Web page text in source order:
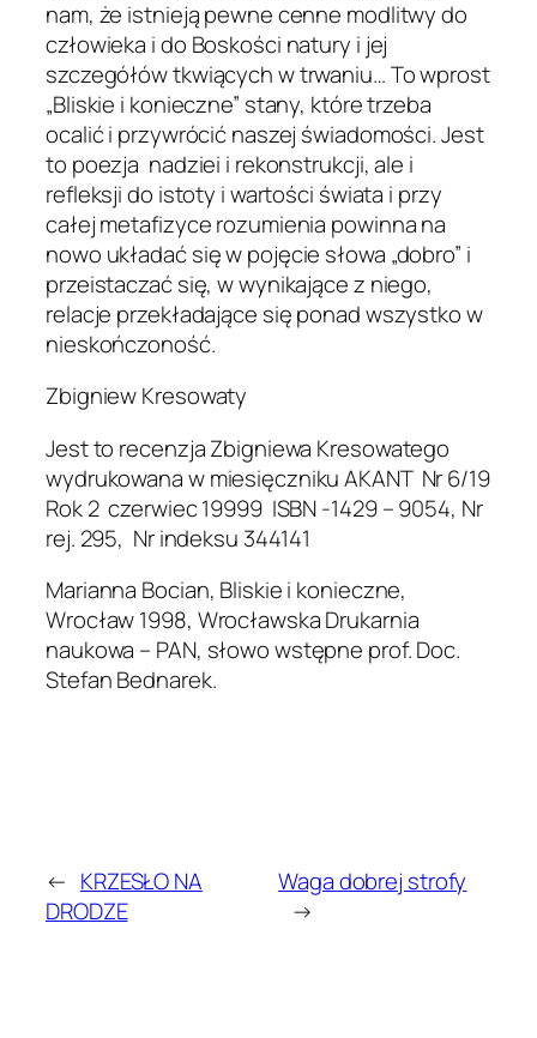
nam, że istnieją pewne cenne modlitwy do
człowieka i do Boskości natury i jej
szczegółów tkwiących w trwaniu… To wprost
„Bliskie i konieczne” stany, które trzeba
ocalić i przywrócić naszej świadomości. Jest
to poezja nadziei i rekonstrukcji, ale i
refleksji do istoty i wartości świata i przy
całej metafizyce rozumienia powinna na
nowo układać się w pojęcie słowa „dobro” i
przeistaczać się, w wynikające z niego,
relacje przekładające się ponad wszystko w
nieskończoność.
Zbigniew Kresowaty
Jest to recenzja Zbigniewa Kresowatego
wydrukowana w miesięczniku AKANT Nr 6/19
Rok 2 czerwiec 19999 ISBN -1429 – 9054, Nr
rej. 295, Nr indeksu 344141
Marianna Bocian, Bliskie i konieczne,
Wrocław 1998, Wrocławska Drukarnia
naukowa – PAN, słowo wstępne prof. Doc.
Stefan Bednarek.
← KRZESŁO NA
DRODZE
Waga dobrej strofy
→